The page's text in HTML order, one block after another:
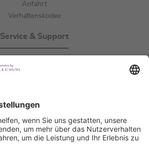
Anfahrt
Verhaltenskodex
Service & Support
IFU anfordern
Zertifizierungen